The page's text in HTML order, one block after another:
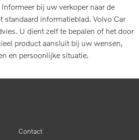
bij uw verkoper naar de
standaard informatieblad. Volvo Car
U dient zelf te bepalen of het door
product aansluit bij uw wensen,
en persoonlijke situatie.
Contact